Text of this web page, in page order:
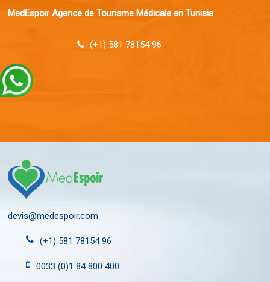
MedEspoir Agence de Tourisme Médicale en Tunisie
(+1) 581 78154 96
devis@medespoir.com
(+1) 581 78154 96
0033 (0)1 84 800 400